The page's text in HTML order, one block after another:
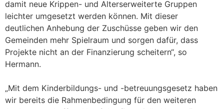
damit neue Krippen- und Alterserweiterte Gruppen
leichter umgesetzt werden können. Mit dieser
deutlichen Anhebung der Zuschüsse geben wir den
Gemeinden mehr Spielraum und sorgen dafür, dass
Projekte nicht an der Finanzierung scheitern“, so
Hermann.
„Mit dem Kinderbildungs- und -betreuungsgesetz haben
wir bereits die Rahmenbedingung für den weiteren